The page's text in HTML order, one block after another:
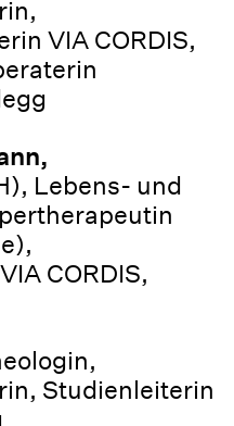
VIA CORDIS,
Lebens- und
CORDIS,
Studienleiterin